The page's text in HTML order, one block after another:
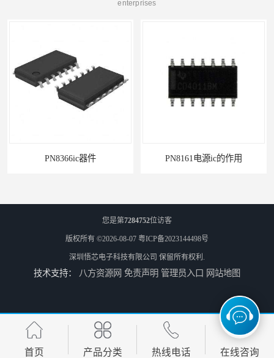
enterprises
PN8366ic器件 PN8161电源ic的作用
电源芯片ic 常用电源ic
您是第7284752位访客
版权所有 ©2026-08-07 粤ICP备2023144498号
深圳悟芯电子科技有限公司 保留所有权利.
技术支持： 八方资源网 免责声明 管理员入口 网站地图
首页 产品分类 热线电话 在线咨询